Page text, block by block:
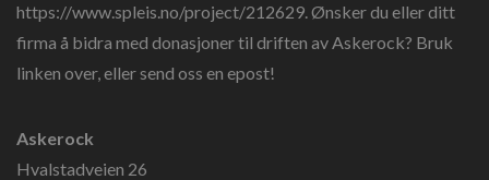
https://www.spleis.no/project/212629. Ønsker du eller ditt
firma å bidra med donasjoner til driften av Askerock? Bruk
linken over, eller send oss en epost!
Askerock
Hvalstadveien 26